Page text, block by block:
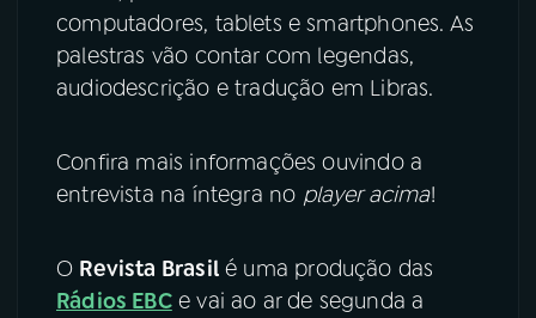
computadores, tablets e smartphones. As
palestras vão contar com legendas,
audiodescrição e tradução em Libras.
Confira mais informações ouvindo a
entrevista na íntegra no player acima!
O Revista Brasilé uma produção das
Rádios EBCe vai ao ar de segunda a